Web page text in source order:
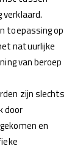
verklaard.
toepassing op
natuurlijke
van beroep
zijn slechts
door
en